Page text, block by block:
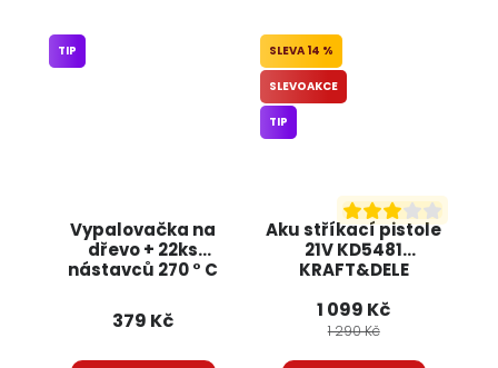
Vypalovačka na
dřevo + 22ks
nástavců 270 ° C
TIP
379 Kč
Aku stříkací pistole
21V KD5481
KRAFT&DELE
14 %
SLEVOAKCE
TIP
1 099 Kč
1 290 Kč